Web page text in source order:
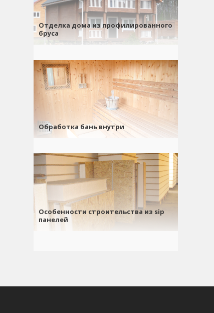
Отделка дома из профилированного
бруса
Обработка бань внутри
Особенности строительства из sip
панелей